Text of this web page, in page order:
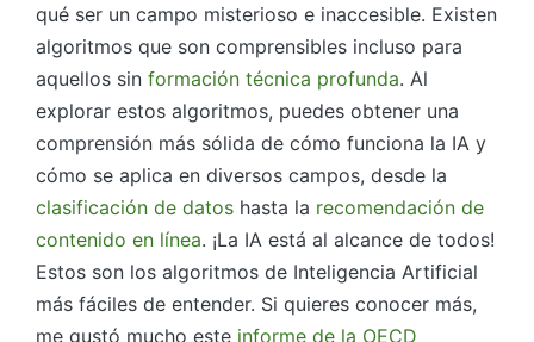
qué ser un campo misterioso e inaccesible. Existen
algoritmos que son comprensibles incluso para
aquellos sin formación técnica profunda. Al
explorar estos algoritmos, puedes obtener una
comprensión más sólida de cómo funciona la IA y
cómo se aplica en diversos campos, desde la
clasificación de datos hasta la recomendación de
contenido en línea. ¡La IA está al alcance de todos!
Estos son los algoritmos de Inteligencia Artificial
más fáciles de entender. Si quieres conocer más,
me gustó mucho este informe de la OECD